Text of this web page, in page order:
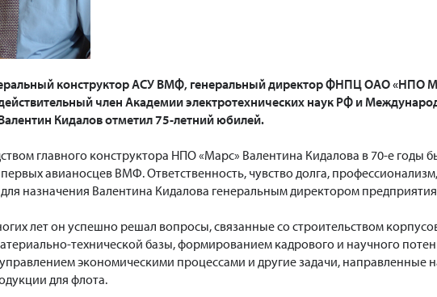
конструктор АСУ ВМФ, генеральный директор ФНПЦ ОАО «НПО
член Академии электротехнических наук РФ и
Кидалов отметил 75-летний юбилей.
главного конструктора НПО «Марс» Валентина Кидалова в 70-е
авианосцев ВМФ. Ответственность, чувство долга,
назначения Валентина Кидалова генеральным директором
лет он успешно решал вопросы, связанные со строительством
технической базы, формированием кадрового и научного
экономическими процессами и другие задачи, направленные
для флота.